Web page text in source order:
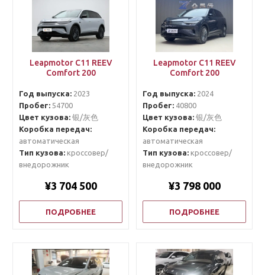
Leapmotor C11 REEV
Comfort 200
Год выпуска:2023
Пробег:54700
Цвет кузова:银/灰色
Коробка передач:
автоматическая
Тип кузова:кроссовер/
внедорожник
¥3 704 500
ПОДРОБНЕЕ
Leapmotor C11 REEV
Comfort 200
Год выпуска:2024
Пробег:40800
Цвет кузова:银/灰色
Коробка передач:
автоматическая
Тип кузова:кроссовер/
внедорожник
¥3 798 000
ПОДРОБНЕЕ